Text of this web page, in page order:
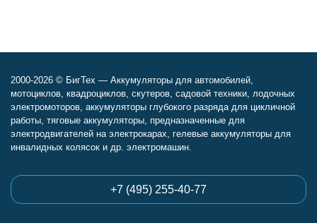
2000-2026 © БигТех — Аккумуляторы для автомобилей,
мотоциклов, квадроциклов, скутеров, садовой техники, лодочных
электромоторов, аккумуляторы глубокого разряда для цикличной
работы, тяговые аккумуляторы, предназначенные для
электродвигателей на электрокарах, гелевые аккумуляторы для
инвалидных колясок и др. электромашин.
+7 (495) 255-40-77